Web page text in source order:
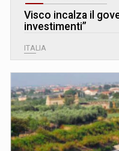
Visco incalza il
investimenti”
ITALIA